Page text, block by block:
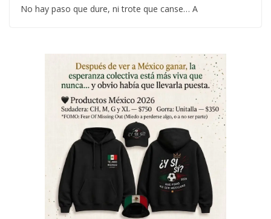
No hay paso que dure, ni trote que canse… A